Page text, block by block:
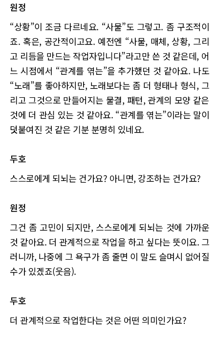
원정
“상황”이 조금 다르네요. “사물”도 그렇고. 좀 구조적이
죠. 혹은, 공간적이고요. 예전엔 “사물, 매체, 상황, 그리
고 리듬을 만드는 작업자입니다”라고만 쓴 것 같은데, 어
느 시점에서 “관계를 엮는”을 추가했던 것 같아요. 나도
“노래”를 좋아하지만, 노래보다는 좀 더 형태나 형식, 그
리고 그것으로 만들어지는 물결, 패턴, 관계의 모양 같은
것에 더 관심 있는 것 같아요. “관계를 엮는”이라는 말이
덧붙여진 것 같은 기분 분명히 있네요.
두호
스스로에게 되뇌는 건가요? 아니면, 강조하는 건가요?
원정
그건 좀 고민이 되지만, 스스로에게 되뇌는 것에 가까운
것 같아요. 더 관계적으로 작업을 하고 싶다는 뜻이요. 그
러니까, 나중에 그 욕구가 좀 줄면 이 말도 슬며시 없어질
수가 있겠죠(웃음).
두호
더 관계적으로 작업한다는 것은 어떤 의미인가요?